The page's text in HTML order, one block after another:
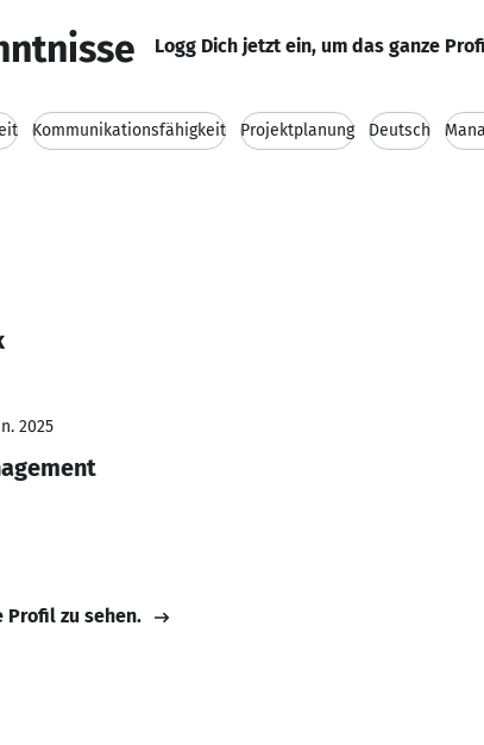
Logg Dich jetzt ein, um das ganze
Kommunikationsfähigkeit Projektplanung Deutsch
2025
Profil zu sehen.